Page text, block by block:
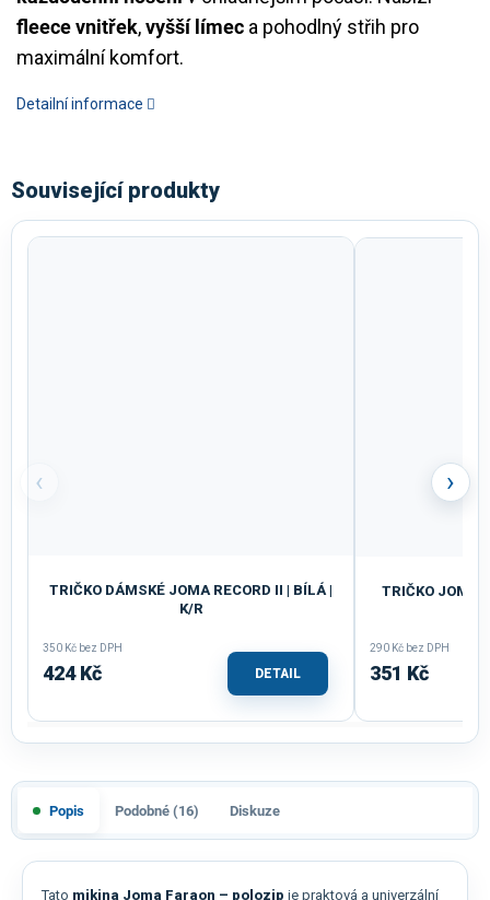
fleece vnitřek,vyšší límec a pohodlný střih pro
maximální komfort.
Detailní informace
Související produkty
‹
TRIČKO DÁMSKÉ JOMA RECORD II | BÍLÁ |
K/R
350 Kč bez DPH
424 Kč DETAIL
TRIČKO JOMA
290 Kč bez DPH
351 Kč
›
Popis Podobné (16) Diskuze
Tato mikina Joma Faraon – polozip je praktová a univerzální